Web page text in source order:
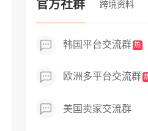
缺产品，拓展了西班牙
官方社群 跨境资料
韩国平台交流群 热
欧洲多平台交流群
美国卖家交流群